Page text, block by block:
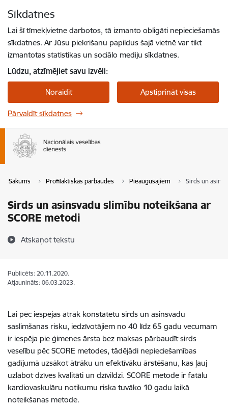
Sīkdatnes
Lai šī tīmekļvietne darbotos, tā izmanto obligāti nepieciešamās
sīkdatnes. Ar Jūsu piekrišanu papildus šajā vietnē var tikt
izmantotas statistikas un sociālo mediju sīkdatnes.
Lūdzu, atzīmējiet savu izvēli:
Noraidīt Apstiprināt visas
Pārvaldīt sīkdatnes
Sākums Profilaktiskās pārbaudes Pieaugušajiem Sirds un
Sirds un asinsvadu slimību noteikšana ar
SCORE metodi
Atskaņot tekstu
Publicēts: 20.11.2020.
Atjaunināts: 06.03.2023.
Lai pēc iespējas ātrāk konstatētu sirds un asinsvadu
saslimšanas risku, iedzīvotājiem no 40 līdz 65 gadu vecumam
ir iespēja pie ģimenes ārsta bez maksas pārbaudīt sirds
veselību pēc SCORE metodes, tādējādi nepieciešamības
gadījumā uzsākot ātrāku un efektīvāku ārstēšanu, kas ļauj
uzlabot dzīves kvalitāti un dzīvildzi. SCORE metode ir fatālu
kardiovaskulāru notikumu riska tuvāko 10 gadu laikā
noteikšanas metode.